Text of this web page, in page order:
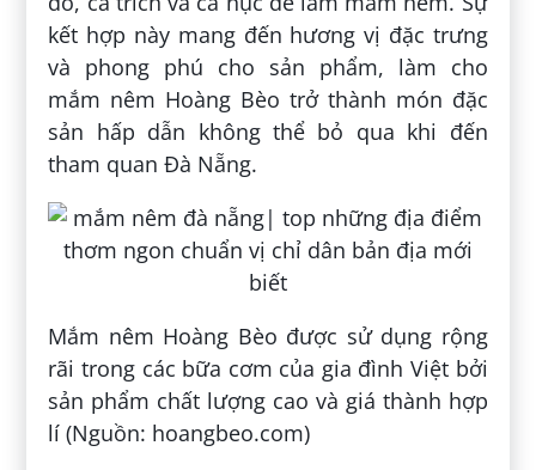
kết hợp này mang đến hương vị đặc trưng
và phong phú cho sản phẩm, làm cho
mắm nêm Hoàng Bèo trở thành món đặc
sản hấp dẫn không thể bỏ qua khi đến
tham quan Đà Nẵng.
Mắm nêm Hoàng Bèo được sử dụng rộng
rãi trong các bữa cơm của gia đình Việt bởi
sản phẩm chất lượng cao và giá thành hợp
lí (Nguồn: hoangbeo.com)